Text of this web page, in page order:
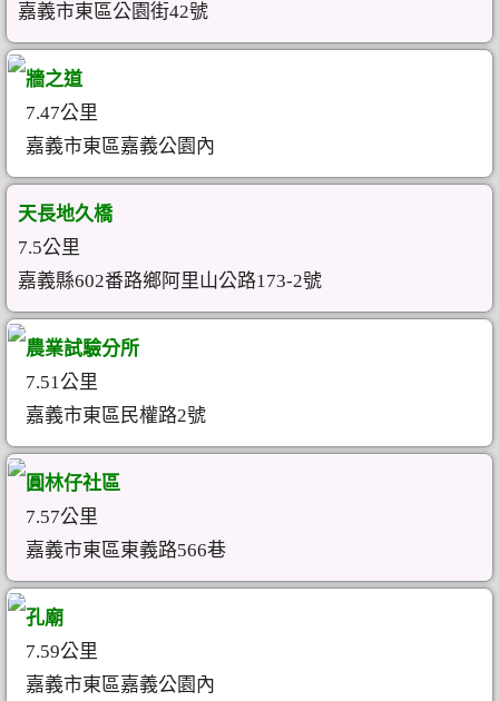
嘉義市東區公園街42號
牆之道
7.47公里
嘉義市東區嘉義公園內
天長地久橋
7.5公里
嘉義縣602番路鄉阿里山公路173-2號
農業試驗分所
7.51公里
嘉義市東區民權路2號
圓林仔社區
7.57公里
嘉義市東區東義路566巷
孔廟
7.59公里
嘉義市東區嘉義公園內